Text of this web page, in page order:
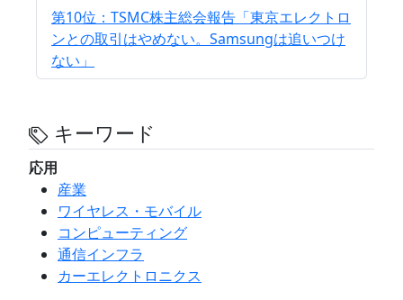
第10位：TSMC株主総会報告「東京エレクトロ
ンとの取引はやめない。Samsungは追いつけ
ない」
キーワード
応用
産業
ワイヤレス・モバイル
コンピューティング
通信インフラ
カーエレクトロニクス